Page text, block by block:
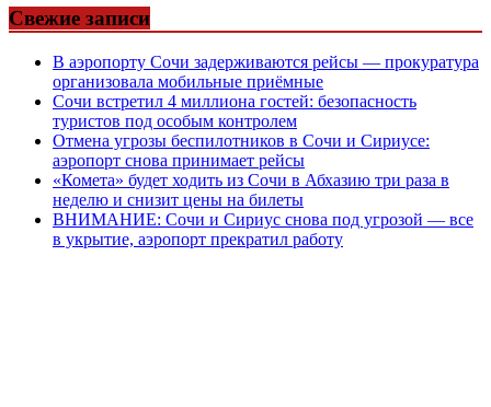
Свежие записи
В аэропорту Сочи задерживаются рейсы — прокуратура
организовала мобильные приёмные
Сочи встретил 4 миллиона гостей: безопасность
туристов под особым контролем
Отмена угрозы беспилотников в Сочи и Сириусе:
аэропорт снова принимает рейсы
«Комета» будет ходить из Сочи в Абхазию три раза в
неделю и снизит цены на билеты
ВНИМАНИЕ: Сочи и Сириус снова под угрозой — все
в укрытие, аэропорт прекратил работу